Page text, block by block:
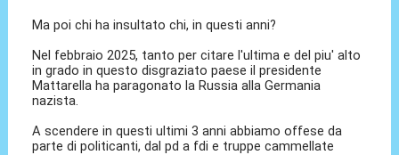
Ma poi chi ha insultato chi, in questi anni?
Nel febbraio 2025, tanto per citare l'ultima e del piu' alto
in grado in questo disgraziato paese il presidente
Mattarella ha paragonato la Russia alla Germania
nazista.
A scendere in questi ultimi 3 anni abbiamo offese da
parte di politicanti, dal pd a fdi e truppe cammellate